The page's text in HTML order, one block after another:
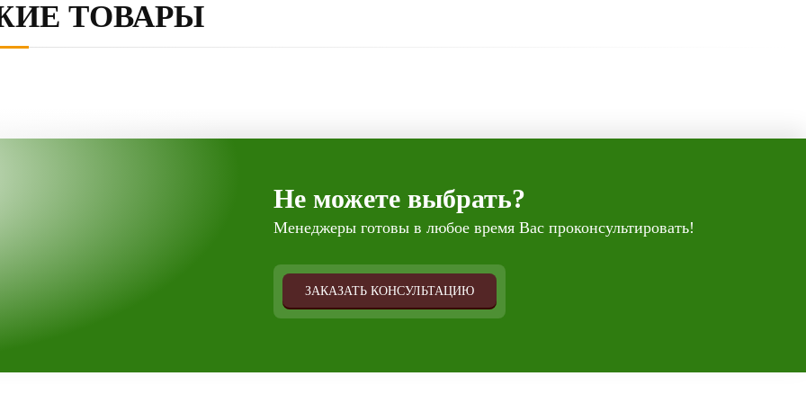
ТОВАРЫ
Не можете выбрать?
Менеджеры готовы в любое время Вас проконсультировать!
ЗАКАЗАТЬ КОНСУЛЬТАЦИЮ